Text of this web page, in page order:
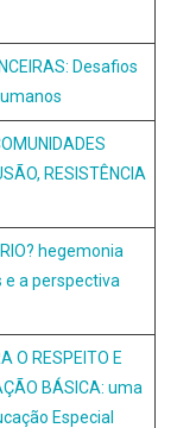
Desafios
RESISTÊNCIA
hegemonia
a perspectiva
O RESPEITO E
BÁSICA: uma
Especial